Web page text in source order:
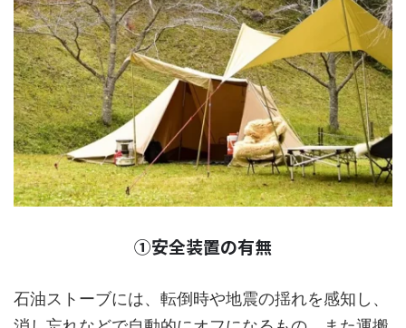
①安全装置の有無
石油ストーブには、転倒時や地震の揺れを感知し、